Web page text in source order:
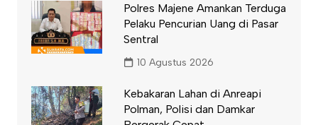
Polres Majene Amankan Terduga
Pelaku Pencurian Uang di Pasar
Sentral
10 Agustus 2026
Kebakaran Lahan di Anreapi
Polman, Polisi dan Damkar